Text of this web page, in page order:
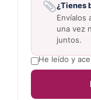
¿Tienes
Envíalos
una vez
juntos.
He leído y